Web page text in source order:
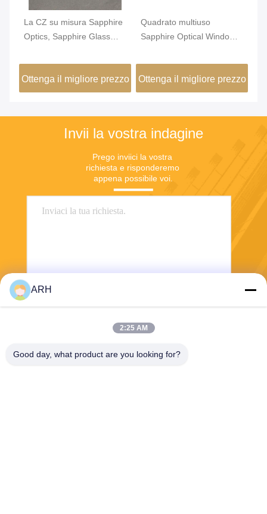
La CZ su misura Sapphire
Optics, Sapphire Glass
Ottenga il migliore prezzo
Quadrato multiuso
Sapphire Optical Window
d'altezza
Ottenga il migliore prezzo
Invii la vostra indagine
Prego inviici la vostra
richiesta e risponderemo
appena possibile voi.
ARH
2:25 AM
Good day, what product are you looking for?